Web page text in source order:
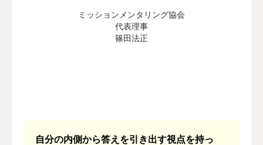
ミッションメンタリング協会
代表理事
篠田法正
自分の内側から答えを引き出す視点を持っ